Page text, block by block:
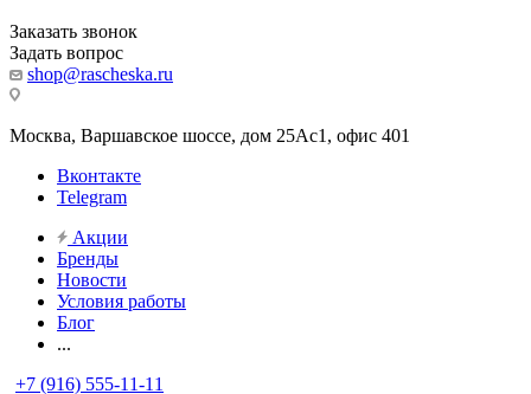
Заказать звонок
Задать вопрос
shop@rascheska.ru
Москва, Варшавское шоссе, дом 25Аc1, офис 401
Вконтакте
Telegram
Акции
Бренды
Новости
Условия работы
Блог
...
+7 (916) 555-11-11